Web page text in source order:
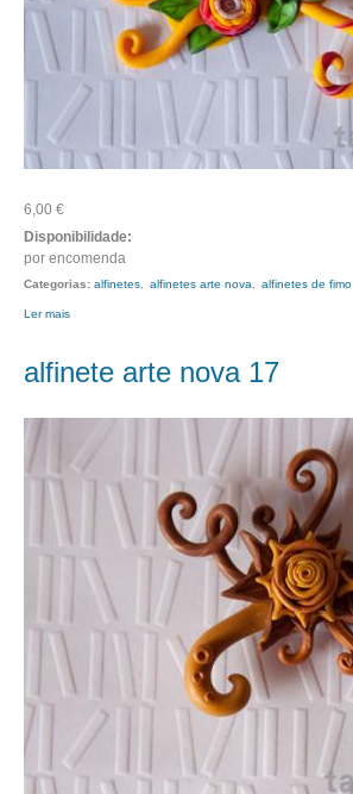
6,00 €
Disponibilidade:
por encomenda
Categorias: alfinetes alfinetes arte nova alfinetes de fimo
Ler mais
alfinete arte nova 17